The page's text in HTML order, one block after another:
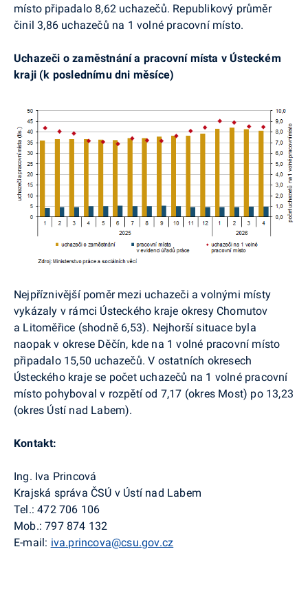
místo připadalo 8,62 uchazečů. Republikový průměr
činil 3,86 uchazečů na 1 volné pracovní místo.
Uchazeči o zaměstnání a pracovní místa v Ústeckém
kraji (k poslednímu dni měsíce)
Nejpříznivější poměr mezi uchazeči a volnými místy
vykázaly v rámci Ústeckého kraje okresy Chomutov
a Litoměřice (shodně 6,53). Nejhorší situace byla
naopak v okrese Děčín, kde na 1 volné pracovní místo
připadalo 15,50 uchazečů. V ostatních okresech
Ústeckého kraje se počet uchazečů na 1 volné pracovní
místo pohyboval v rozpětí od 7,17 (okres Most) po 13,23
(okres Ústí nad Labem).
Kontakt:
Ing. Iva Princová
Krajská správa ČSÚ v Ústí nad Labem
Tel.: 472 706 106
Mob.: 797 874 132
E-mail: iva.princova@csu.gov.cz